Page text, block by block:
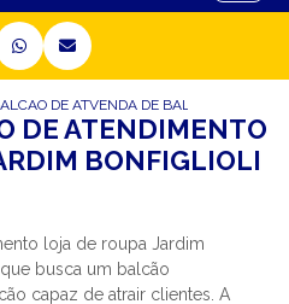
DE ATENDIMENTO LOJA DE ROUPA
VENDA DE BALCAO DE
DE ATENDIMENTO
BONFIGLIOLI
loja de roupa Jardim
busca um balcão
capaz de atrair clientes. A